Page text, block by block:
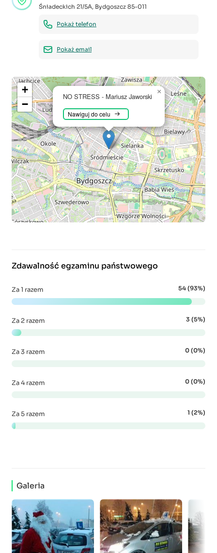
Śniadeckich 21/5A, Bydgoszcz 85-011
Pokaż telefon
Pokaż email
NO STRESS - Mariusz Jaworski
Nawiguj do celu
×
+
−
Zdawalność egzaminu państwowego
Za 1 razem 54 (93%)
Za 2 razem 3 (5%)
Za 3 razem 0 (0%)
Za 4 razem 0 (0%)
Za 5 razem 1 (2%)
Galeria